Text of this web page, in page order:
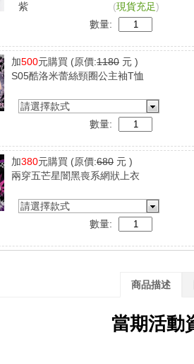
紫 (現貨充足)
數量:
加500元購買 (原價:1180 元 )
S05酷洛米蕾絲頸圈公主袖T恤
請選擇款式
數量:
加380元購買 (原價:680 元 )
兩穿五芒星闇黑喪系網狀上衣
請選擇款式
數量:
商品描述